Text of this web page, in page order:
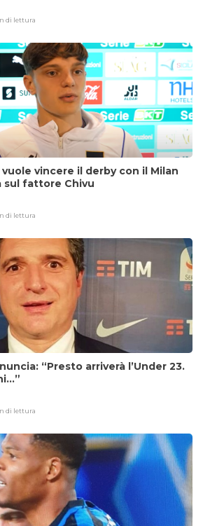
di lettura
vuole vincere il derby con il Milan
sul fattore Chivu
di lettura
“Presto arriverà l’Under 23.
di lettura